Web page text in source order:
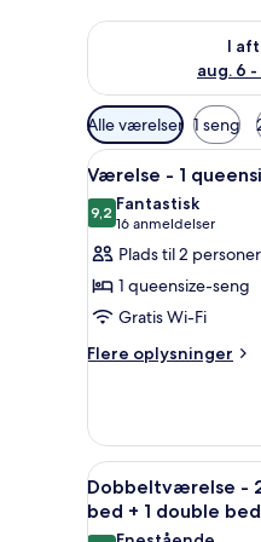
I
aug. 6
Tjek tilgængelighed
Tilgængelige
filtre
for
værelser
Alle værelser 1 seng
Indlæs
alle
billeder
af
Værelse
-
queensize-
2
Værelse - 1
9,29,2 ud af 10
Fantastisk
16 anmeldelser
(16
anmeldelser)
Plads til 2 personer
1 queensize-seng
Gratis Wi-Fi
Flere oplysninger
Flere
-
queensize-
seng
Indlæs
alle
billeder
1
Dobbeltværelse -
bed + 1 double